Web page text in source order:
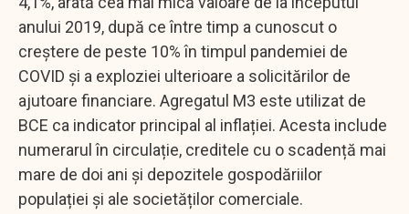
anului 2019, după ce între timp a cunoscut o
creștere de peste 10% în timpul pandemiei de
COVID și a exploziei ulterioare a solicitărilor de
ajutoare financiare. Agregatul M3 este utilizat de
BCE ca indicator principal al inflației. Acesta include
numerarul în circulație, creditele cu o scadență mai
mare de doi ani și depozitele gospodăriilor
populației și ale societăților comerciale.